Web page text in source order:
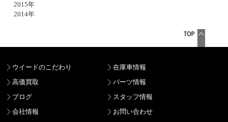
2015年
2014年
ウイードのこだわり
在庫車情報
高価買取
パーツ情報
ブログ
スタッフ情報
会社情報
お問い合わせ